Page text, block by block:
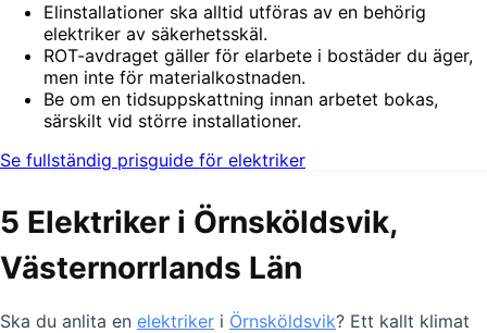
Elinstallationer ska alltid utföras av en behörig
elektriker av säkerhetsskäl.
ROT-avdraget gäller för elarbete i bostäder du äger,
men inte för materialkostnaden.
Be om en tidsuppskattning innan arbetet bokas,
särskilt vid större installationer.
Se fullständig prisguide för elektriker
5 Elektriker i Örnsköldsvik,
Västernorrlands Län
Ska du anlita en elektriker i Örnsköldsvik? Ett kallt klimat